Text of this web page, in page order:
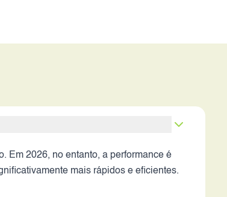
Em 2026, no entanto, a performance é
mais rápidos e eficientes.